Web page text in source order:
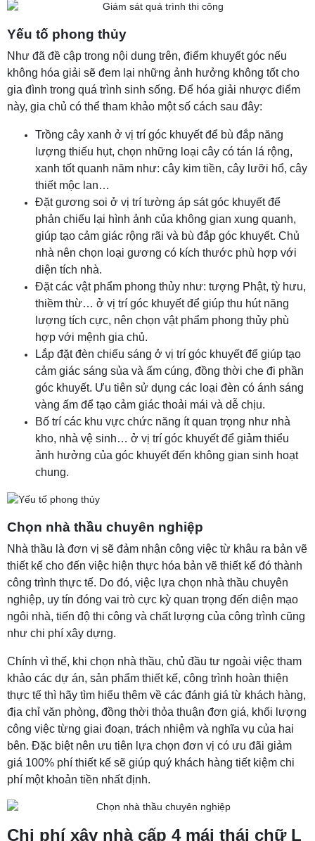
Yếu tố phong thủy
Như đã đề cập trong nội dung trên, điểm khuyết góc nếu
không hóa giải sẽ đem lại những ảnh hưởng không tốt cho
gia đình trong quá trình sinh sống. Để hóa giải nhược điểm
này, gia chủ có thể tham khảo một số cách sau đây:
Trồng cây xanh ở vị trí góc khuyết để bù đắp năng
lượng thiếu hụt, chọn những loại cây có tán lá rộng,
xanh tốt quanh năm như: cây kim tiền, cây lưỡi hổ, cây
thiết mộc lan…
Đặt gương soi ở vị trí tường áp sát góc khuyết để
phản chiếu lại hình ảnh của không gian xung quanh,
giúp tạo cảm giác rộng rãi và bù đắp góc khuyết. Chủ
nhà nên chọn loại gương có kích thước phù hợp với
diện tích nhà.
Đặt các vật phẩm phong thủy như: tượng Phật, tỳ hưu,
thiềm thừ… ở vị trí góc khuyết để giúp thu hút năng
lượng tích cực, nên chọn vật phẩm phong thủy phù
hợp với mệnh gia chủ.
Lắp đặt đèn chiếu sáng ở vị trí góc khuyết để giúp tạo
cảm giác sáng sủa và ấm cúng, đồng thời che đi phần
góc khuyết. Ưu tiên sử dụng các loại đèn có ánh sáng
vàng ấm để tạo cảm giác thoải mái và dễ chịu.
Bố trí các khu vực chức năng ít quan trọng như nhà
kho, nhà vệ sinh… ở vị trí góc khuyết để giảm thiểu
ảnh hưởng của góc khuyết đến không gian sinh hoạt
chung.
Chọn nhà thầu chuyên nghiệp
Nhà thầu là đơn vị sẽ đảm nhận công việc từ khâu ra bản vẽ
thiết kế cho đến việc hiện thực hóa bản vẽ thiết kế đó thành
công trình thực tế. Do đó, việc lựa chọn nhà thầu chuyên
nghiệp, uy tín đóng vai trò cực kỳ quan trọng đến diện mạo
ngôi nhà, tiến độ thi công và chất lượng của công trình cũng
như chi phí xây dựng.
Chính vì thế, khi chọn nhà thầu, chủ đầu tư ngoài việc tham
khảo các dự án, sản phẩm thiết kế, công trình hoàn thiện
thực tế thì hãy tìm hiểu thêm về các đánh giá từ khách hàng,
địa chỉ văn phòng, đồng thời thỏa thuận đơn giá, khối lượng
công việc từng giai đoạn, trách nhiệm và nghĩa vụ của hai
bên. Đặc biệt nên ưu tiên lựa chọn đơn vị có ưu đãi giảm
giá 100% phí thiết kế sẽ giúp quý khách hàng tiết kiệm chi
phí một khoản tiền nhất định.
Chi phí xây nhà cấp 4 mái thái chữ L